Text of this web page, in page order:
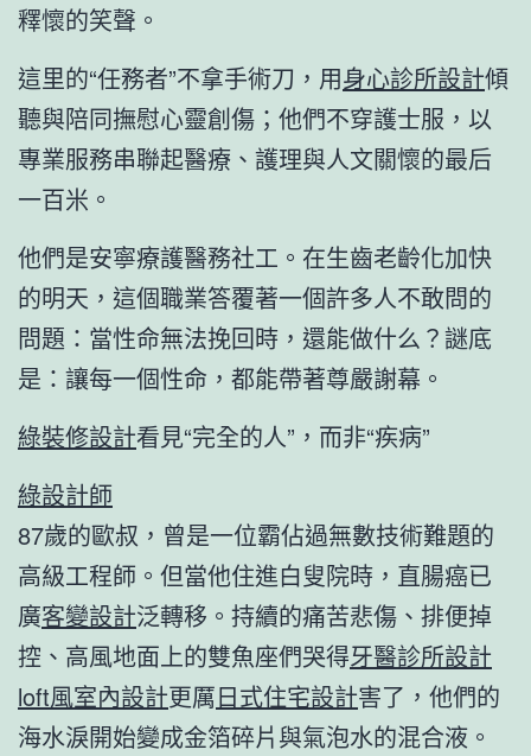
釋懷的笑聲。
這里的“任務者”不拿手術刀，用身心診所設計傾
聽與陪同撫慰心靈創傷；他們不穿護士服，以
專業服務串聯起醫療、護理與人文關懷的最后
一百米。
他們是安寧療護醫務社工。在生齒老齡化加快
的明天，這個職業答覆著一個許多人不敢問的
問題：當性命無法挽回時，還能做什么？謎底
是：讓每一個性命，都能帶著尊嚴謝幕。
綠裝修設計看見“完全的人”，而非“疾病”
綠設計師
87歲的歐叔，曾是一位霸佔過無數技術難題的
高級工程師。但當他住進白叟院時，直腸癌已
廣客變設計泛轉移。持續的痛苦悲傷、排便掉
控、高風地面上的雙魚座們哭得牙醫診所設計
loft風室內設計更厲日式住宅設計害了，他們的
海水淚開始變成金箔碎片與氣泡水的混合液。